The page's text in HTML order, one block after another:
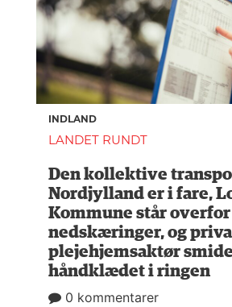
INDLAND
LANDET RUNDT
Den kollektive
Nordjylland er i fare,
Kommune står
nedskæringer, og
plejehjemsaktør
håndklædet i ringen
0 kommentarer